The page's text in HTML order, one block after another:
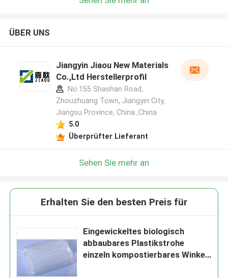
ÜBER UNS
Jiangyin Jiaou New Materials
Co.,Ltd Herstellerprofil
No.155 Shashan Road,
Zhouzhuang Town, Jiangyin City,
Jiangsu Province, China ,China
5.0
Überprüfter Lieferant
Sehen Sie mehr an
Erhalten Sie den besten Preis für
Eingewickeltes biologisch
abbaubares Plastikstrohe
einzeln kompostierbares Winkel